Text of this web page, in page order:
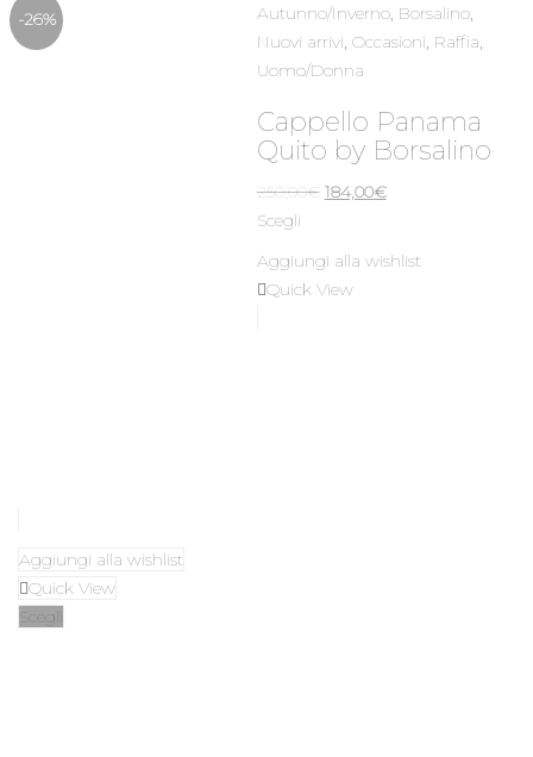
-26%
Aggiungi alla wishlist
Quick View
Scegli
Autunno/Inverno, Borsalino,
Nuovi arrivi, Occasioni, Raffia,
Uomo/Donna
Cappello Panama
Quito by Borsalino
250,00€ Il
era:
184,00€Il
Scegli
Aggiungi alla wishlist
Quick View